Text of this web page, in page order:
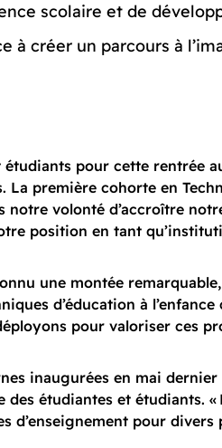
scolaire et de
créer un parcours à
pour cette rentrée
première cohorte en
notre volonté d’accroître
position en tant
une montée
d’éducation à
pour valoriser ces
inaugurées en mai
étudiantes et étudiants.
pour